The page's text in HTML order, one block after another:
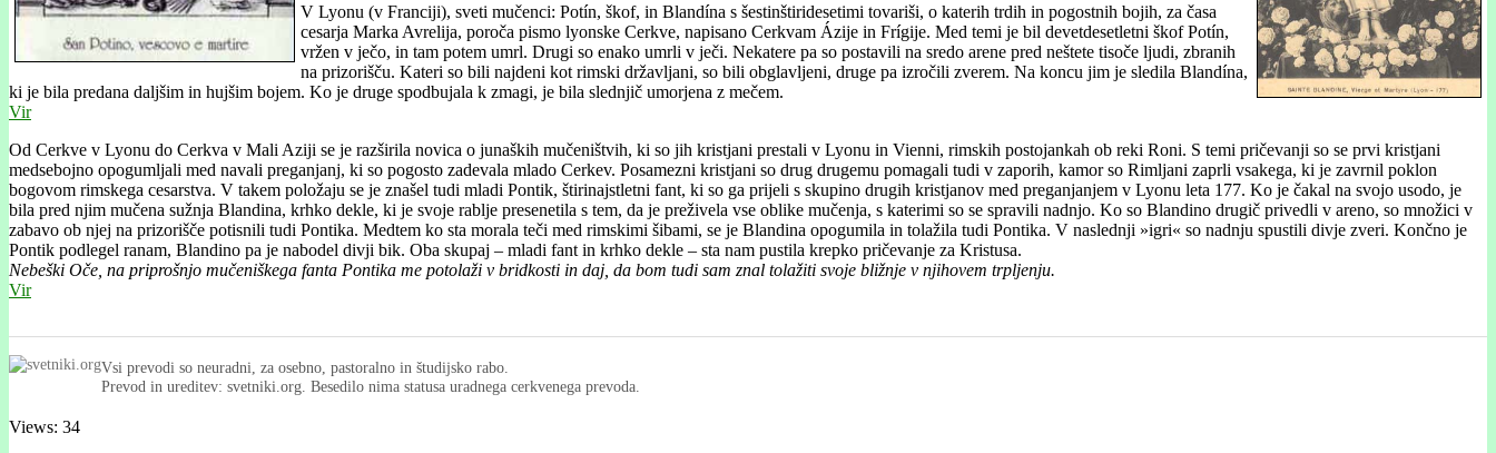
V Lyonu (v Franciji), sveti mučenci: Potín, škof, in Blandína s šestinštiridesetimi tovariši, o katerih trdih in pogostnih bojih, za časa
cesarja Marka Avrelija, poroča pismo lyonske Cerkve, napisano Cerkvam Ázije in Frígije. Med temi je bil devetdesetletni škof Potín,
vržen v ječo, in tam potem umrl. Drugi so enako umrli v ječi. Nekatere pa so postavili na sredo arene pred neštete tisoče ljudi, zbranih
na prizorišču. Kateri so bili najdeni kot rimski državljani, so bili obglavljeni, druge pa izročili zverem. Na koncu jim je sledila Blandína,
ki je bila predana daljšim in hujšim bojem. Ko je druge spodbujala k zmagi, je bila slednjič umorjena z mečem.
Vir
Od Cerkve v Lyonu do Cerkva v Mali Aziji se je razširila novica o junaških mučeništvih, ki so jih kristjani prestali v Lyonu in Vienni, rimskih postojankah ob reki Roni. S temi pričevanji so se prvi kristjani
medsebojno opogumljali med navali preganjanj, ki so pogosto zadevala mlado Cerkev. Posamezni kristjani so drug drugemu pomagali tudi v zaporih, kamor so Rimljani zaprli vsakega, ki je zavrnil poklon
bogovom rimskega cesarstva. V takem položaju se je znašel tudi mladi Pontik, štirinajstletni fant, ki so ga prijeli s skupino drugih kristjanov med preganjanjem v Lyonu leta 177. Ko je čakal na svojo usodo, je
bila pred njim mučena sužnja Blandina, krhko dekle, ki je svoje rablje presenetila s tem, da je preživela vse oblike mučenja, s katerimi so se spravili nadnjo. Ko so Blandino drugič privedli v areno, so množici v
zabavo ob njej na prizorišče potisnili tudi Pontika. Medtem ko sta morala teči med rimskimi šibami, se je Blandina opogumila in tolažila tudi Pontika. V naslednji »igri« so nadnju spustili divje zveri. Končno je
Pontik podlegel ranam, Blandino pa je nabodel divji bik. Oba skupaj – mladi fant in krhko dekle – sta nam pustila krepko pričevanje za Kristusa.
Nebeški Oče, na priprošnjo mučeniškega fanta Pontika me potolaži v bridkosti in daj, da bom tudi sam znal tolažiti svoje bližnje v njihovem trpljenju.
Vir
Vsi prevodi so neuradni, za osebno, pastoralno in študijsko rabo.
Prevod in ureditev: svetniki.org. Besedilo nima statusa uradnega cerkvenega prevoda.
Views: 34